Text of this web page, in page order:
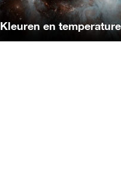
Kleuren en